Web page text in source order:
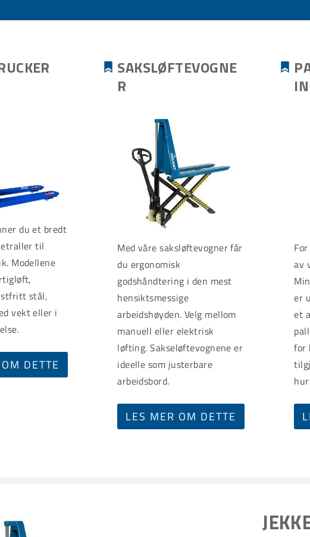
du et bredt
til
Modellene
stål,
vekt eller i
DETTE
SAKSLØFTEVOGNE
R
Med våre saksløftevogner får
du ergonomisk
godshåndtering i den mest
hensiktsmessige
arbeidshøyden. Velg mellom
manuell eller elektrisk
løfting. Sakseløftevognene er
ideelle som justerbare
arbeidsbord.
LES MER OM DETTE
av
er
et
for